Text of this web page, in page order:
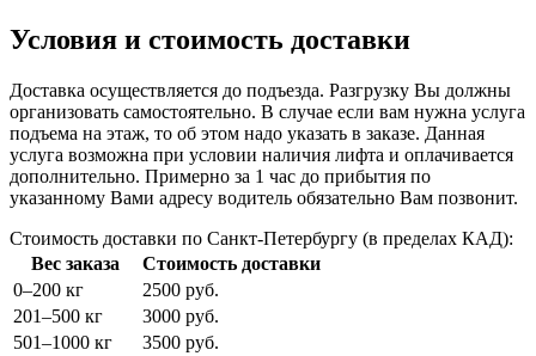
Условия и стоимость доставки
Доставка осуществляется до подъезда. Разгрузку Вы должны
организовать самостоятельно. В случае если вам нужна услуга
подъема на этаж, то об этом надо указать в заказе. Данная
услуга возможна при условии наличия лифта и оплачивается
дополнительно. Примерно за 1 час до прибытия по
указанному Вами адресу водитель обязательно Вам позвонит.
Стоимость доставки по Санкт-Петербургу (в пределах КАД):
Вес заказа
Стоимость доставки
0–200 кг
2500 руб.
201–500 кг
3000 руб.
501–1000 кг
3500 руб.